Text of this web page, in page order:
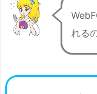
れる